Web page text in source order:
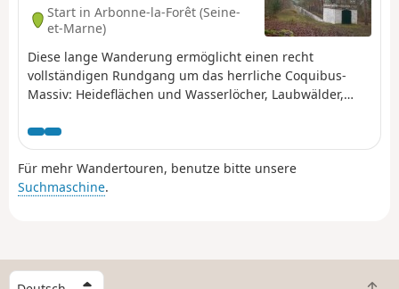
Start in Arbonne-la-Forêt (Seine-
et-Marne)
Diese lange Wanderung ermöglicht einen recht
vollständigen Rundgang um das herrliche Coquibus-
Massiv: Heideflächen und Wasserlöcher, Laubwälder,
Vanne (Sandsteinstufen) ...
Für mehr Wandertouren, benutze bitte unsere
Suchmaschine.
W